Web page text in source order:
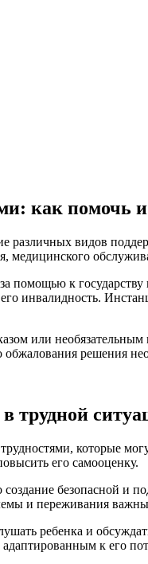
как помочь и
различных видов
медицинского
помощью к
или
решения
трудной
которые
его самооценку.
безопасной и
и переживания
ребенка и
к его